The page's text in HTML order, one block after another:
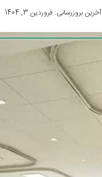
آخرین بروزرسانی: فروردین 3, 1404